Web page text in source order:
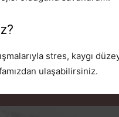
stres, kaygı
ulaşabilirsiniz.